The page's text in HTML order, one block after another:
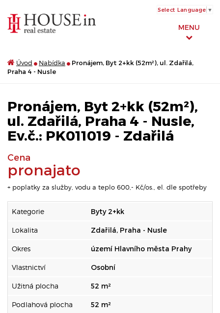
MENU
Select Language ▼
Úvod Nabídka
Pronájem, Byt 2+kk (52m²), ul. Zdařilá,
Praha 4 - Nusle
Pronájem, Byt 2+kk (52m²),
ul. Zdařilá, Praha 4 - Nusle,
Ev.č.: PK011019 - Zdařilá
Cena
pronajato
+ poplatky za služby, vodu a teplo 600,- Kč/os., el. dle spotřeby
Kategorie Byty 2+kk
Lokalita Zdařilá, Praha - Nusle
Okres území Hlavního města Prahy
Vlastnictví Osobní
Užitná plocha 52 m²
Podlahová plocha 52 m²